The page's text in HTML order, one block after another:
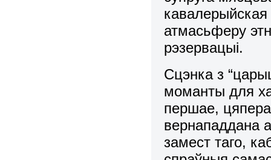
атмасьферу
рэзервацыі.
Сцэнка з
моманты для
першае,
вернападдана
замест таго,